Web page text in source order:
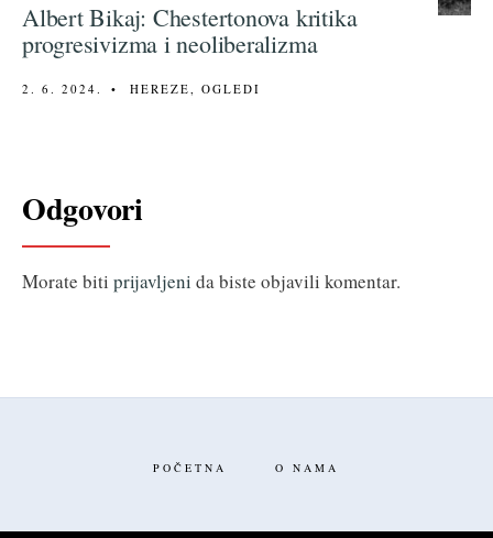
Albert Bikaj: Chestertonova kritika
progresivizma i neoliberalizma
2. 6. 2024. • HEREZE, OGLEDI
Odgovori
Morate biti prijavljeni da biste objavili komentar.
POČETNA O NAMA